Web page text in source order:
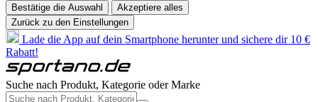
Bestätige die Auswahl
Akzeptiere alles
Zurück zu den Einstellungen
Lade die App auf dein Smartphone herunter und sichere dir 10 €
Rabatt!
Suche nach Produkt, Kategorie oder Marke